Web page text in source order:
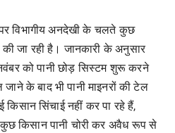
विभागीय अनदेखी के चलते कुछ
जा रही है। जानकारी के अनुसार
को पानी छोड़ सिस्टम शुरू करने
के बाद भी पानी माइनरों की टेल
सिंचाई नहीं कर पा रहे हैं,
किसान पानी चोरी कर अवैध रूप से